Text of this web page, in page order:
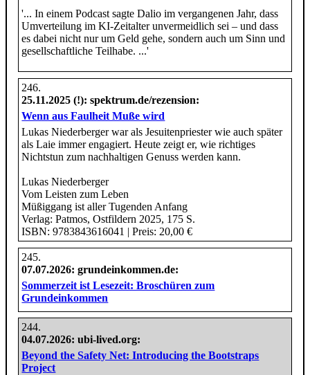
'... In einem Podcast sagte Dalio im vergangenen Jahr, dass
Umverteilung im KI-Zeitalter unvermeidlich sei – und dass
es dabei nicht nur um Geld gehe, sondern auch um Sinn und
gesellschaftliche Teilhabe. ...'
25.11.2025 (!): spektrum.de/rezension:
Wenn aus Faulheit Muße wird
Lukas Niederberger war als Jesuitenpriester wie auch später
als Laie immer engagiert. Heute zeigt er, wie richtiges
Nichtstun zum nachhaltigen Genuss werden kann.
Lukas Niederberger
Vom Leisten zum Leben
Müßiggang ist aller Tugenden Anfang
Verlag: Patmos, Ostfildern 2025, 175 S.
ISBN: 9783843616041 | Preis: 20,00 €
07.07.2026: grundeinkommen.de:
Sommerzeit ist Lesezeit: Broschüren zum
Grundeinkommen
04.07.2026: ubi-lived.org:
Beyond the Safety Net: Introducing the Bootstraps
Project